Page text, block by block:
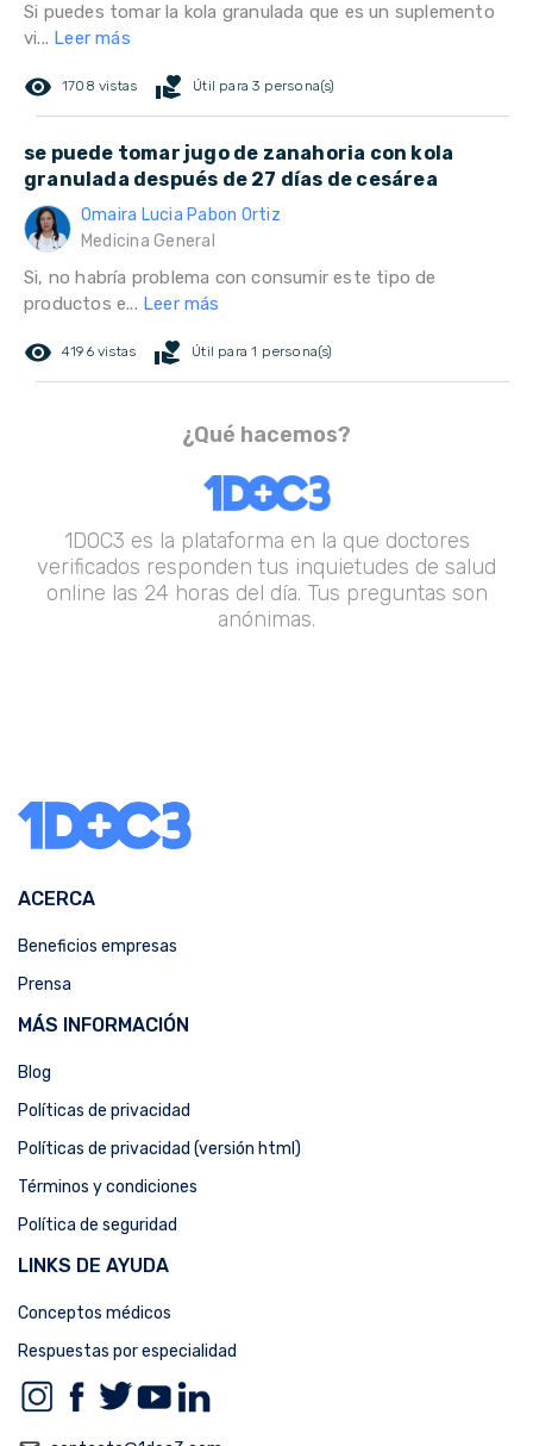
Si puedes tomar la kola granulada que es un suplemento
vi... Leer más
remove_red_eye 1708 vistas volunteer_activism Útil para 3 persona(s)
se puede tomar jugo de zanahoria con kola
granulada después de 27 días de cesárea
Omaira Lucia Pabon Ortiz
Medicina General
Si, no habría problema con consumir este tipo de
productos e... Leer más
remove_red_eye 4196 vistas volunteer_activism Útil para 1 persona(s)
¿Qué hacemos?
1DOC3 es la plataforma en la que doctores
verificados responden tus inquietudes de salud
online las 24 horas del día. Tus preguntas son
anónimas.
ACERCA
Beneficios empresas
Prensa
MÁS INFORMACIÓN
Blog
Políticas de privacidad
Políticas de privacidad (versión html)
Términos y condiciones
Política de seguridad
LINKS DE AYUDA
Conceptos médicos
Respuestas por especialidad